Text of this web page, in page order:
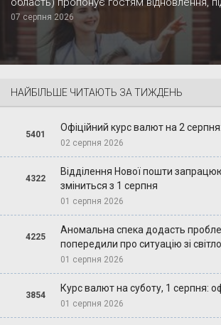
07 серпня 2026
НАЙБІЛЬШЕ ЧИТАЮТЬ ЗА ТИЖДЕНЬ
5401
Офіційний курс валют на 2
02 серпня 2026
4322
Відділення Нової пошти
зміниться з 1 серпня
01 серпня 2026
4225
Аномальна спека додасть
попередили про ситуацію зі
01 серпня 2026
3854
Курс валют на суботу, 1 серпня:
01 серпня 2026